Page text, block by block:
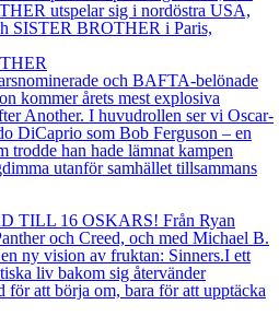
utspelar sig i nordöstra USA,
SISTER BROTHER i Paris,
och BAFTA-belönade
kommer årets mest explosiva
Another. I huvudrollen ser vi Oscar-
DiCaprio som Bob Ferguson – en
trodde han hade lämnat kampen
utanför samhället tillsammans
TILL 16 OSKARS! Från Ryan
och Creed, och med Michael B.
ny vision av fruktan: Sinners.I ett
liv bakom sig återvänder
att börja om, bara för att upptäcka